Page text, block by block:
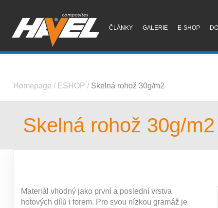
ČLÁNKY GALERIE E-SHOP
Homepage / ESHOP / Skelná rohož 30g/m2
Skelná rohož 30g/m2
Materiál vhodný jako první a poslední vrstva
hotových dílů i forem. Pro svou nízkou gramáž je